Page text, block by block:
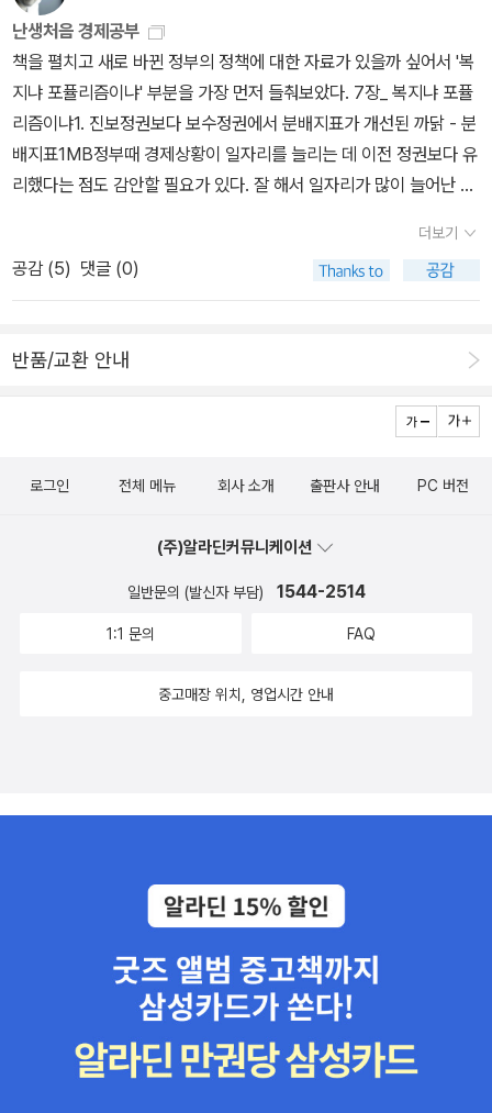
나 어쩐지 동전이 모이는 속도가 예상보다 더뎠고, syo는 그 동전들
이 하이에나 같은 룸메이트의 밥이 되고 있음을 직감하였다. 심증만
있을 뿐 물증이 없어 전전긍긍하던 어느 날, 잠깐 자리를 비운 사이에
그 하이에나-룸메이트가 동전을 한 움큼 집어나가려다 마침내 현행
범으로 적발되었다. syo는 분개하여, 저 프로필 사진과 같은 얼굴을
하고서는, 그 하이에나-절도범-룸메이트에게 콩밥 먹기 싫으면 그간
야금야금 해쳐먹은 액수에 시중금리를 붙인 다음, 죄다 동전으로 바
꿔 버킷에 집어 넣으라고 권고하였다. 변태 같은 놈아, 그냥 액수만 맞
춰 주면 되지 왜 꼭 동전으로 가져 오라는 것이냐, 따져 묻는 하이에
가 탄생하는 순간이었다.3가을이 왔다. 가을은 단풍의 계절, 붉은 계
글씨에 빨간 바탕이고, 어딜 가나 맑덕(마르크스 덕후)을 자처하고 있
다. 그런 이유로(?) 어제는 세 종류의 마르크스 평전을 페이퍼에 올렸
는데, 세 권 다 표지가 아주 단풍마냥 빨갛다. 붉은 색을 좋아하는 서
왈, 가을은 빨간 단풍 마르크스의 계절, <내장산 마르크스 축제>가
니, 그야말로 망삘이다. 뭐라고! 망삘이란 말입니까? 정말요?그렇게
버킷 리스트 여덟 번째 항목이 탄생하였습니다. <내장산 마르크스 축
지, 한 번 올라가면 결코 그냥 슬쩍 내려오지는 않는다. syo가 하고자
생님이랑 건대 시민호프 가서 헌팅도 할 거고, 애기 멍멍이 300마리
간 놈이지만, 솔직히 1번은 어렵겠다 싶다. 최경환이 말아먹기 전이었
다지만, 정말 철이 없었다. 사실 어느 땅값 싼 시골 나대지에 2층짜리
가건물 하나 올리고, 집 앞 공로에 '테헤란 로'라고 나무 팻말 하나 박
아 놓는 얍삽이를 생각 중이다...... 5 연휴라, 도서관이 주욱 쉰다. sy
o도 주우욱 쉰다. 명절 당일 친척집 방문 이외에 스케쥴이 전혀 없다.
놀면 뭐하겠노, 책이나 봐야지. 하여 연휴 독서 목록을 만들어 어거지
난생처음 경제공부
책을 펼치고 새로 바뀐 정부의 정책에 대한 자료가 있을까 싶어서 '복
지냐 포퓰리즘이냐' 부분을 가장 먼저 들춰보았다. 7장_ 복지냐 포퓰
리즘이냐1. 진보정권보다 보수정권에서 분배지표가 개선된 까닭 - 분
배지표1MB정부때 경제상황이 일자리를 늘리는 데 이전 정권보다 유
리했다는 점도 감안할 필요가 있다. 잘 해서 일자리가 많이 늘어난 게
투입해 손쉽게 일자리 늘리는 데 집중한 것이 의외로 분배지표 개선
에 기여한 것으로 보인다. 2. 재분배 전엔 OECD 1위, 재분배 후엔 O
ECD 17위 - 분배지표2우리나라의 재분배 기능이 상대적으로 미약
저소득층에게 많이 나눠주어 세후소득 지니계수가 크게 양호해지는
데, 한국은 재분배정책이 덜 이뤄지면서 세후소득 지니계수가 덜 양
호해지는 상황인 것이다. 3. 연소득 1,911만 원이 중산층이라고? - 중
층으로 본다. 이 논리라면 연소득이 1,911만 원을 넘으면 중산층에 들
한국의 미래는 그리스나 아르헨티나? - 복지와 포퓰리즘복지정책에
서 가장 중요한 판단기준은 지속 가능성이다. 복지를 늘리려면 그만
혜택을 입는 보편적 복지의 초첨은 미래에 맞춰져야 한다. 미래세대
산, 고령화 문제를 조금이라도 해소할 수 있다. 5. 부자에게 세금을 더
을 제도적으로 막아야 한다. 대기업은 변화된 사회현실과 국민요구에
부응해 과거의 잘못된 행위를 반성하고 진정성 있는 변화를 보일 필
요가 있다.여기까지 읽고나니, 평소 신문기사를 읽다가 이해가 안가
는 부분들이 조금 해결되는 기분이 들었다. 그래서 저자 약력을 들춰
보았더니 《경제기사, 이보다 쉬울 수 없다》라는 책을 썼던 기자다. 책
을 읽다보면 우연한 기회에 좋은 책을 만나는 경우가 있다. 읽을 책이
너무 없어서 집사람 책상에서 아무 책이나 들고 출근하다 유레카를
더보기
공감 (5) 댓글 (0)
반품/교환 안내
로그인 전체 메뉴 회사 소개 출판사 안내 PC 버전
(주)알라딘커뮤니케이션
일반문의 (발신자 부담) 1544-2514
1:1 문의 FAQ
중고매장 위치, 영업시간 안내